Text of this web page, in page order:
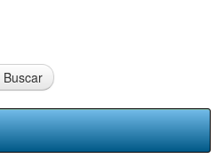
Buscar